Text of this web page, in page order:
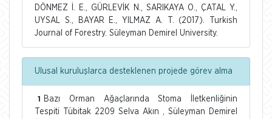
DÖNMEZ İ. E., GÜRLEVİK N., SARIKAYA O., ÇATAL Y.,
UYSAL S., BAYAR E., YILMAZ A. T. (2017). Turkish
Journal of Forestry. Süleyman Demirel University.
Ulusal kuruluşlarca desteklenen projede görev alma
1
Bazı Orman Ağaçlarında Stoma İletkenliğinin
Tespiti Tübitak 2209 Selva Akın , Süleyman Demirel